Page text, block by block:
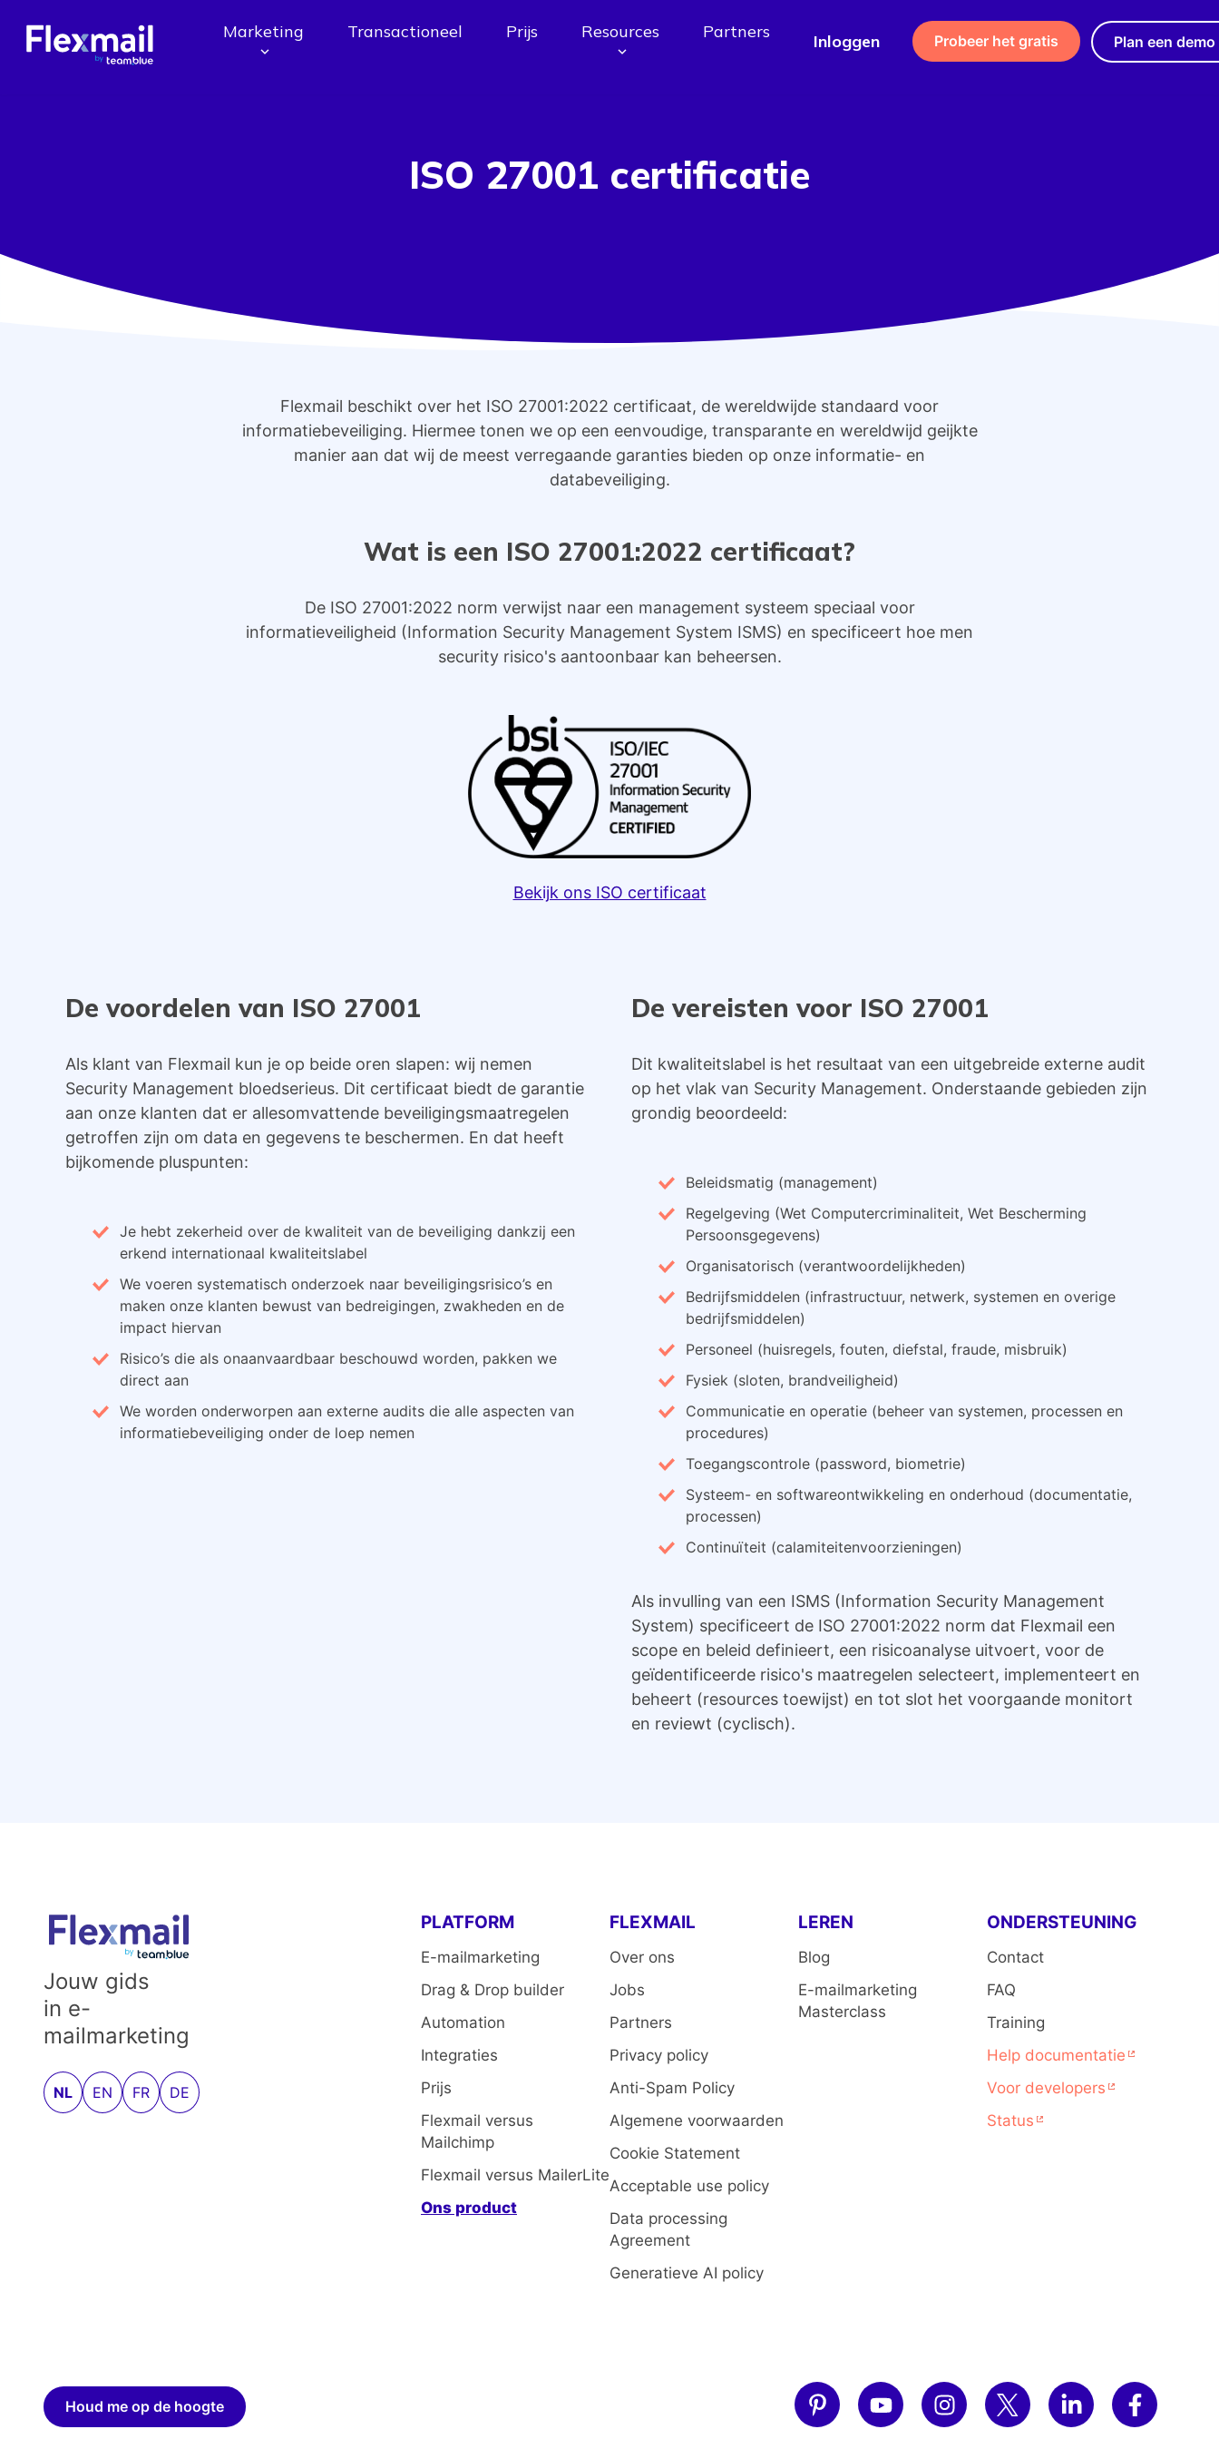
Marketing Transactioneel Prijs Resources Partners Inloggen Probeer het gratis Plan een demo
ISO 27001 certificatie
Flexmail beschikt over het ISO 27001:2022 certificaat, de wereldwijde standaard voor
informatiebeveiliging. Hiermee tonen we op een eenvoudige, transparante en wereldwijd geijkte
manier aan dat wij de meest verregaande garanties bieden op onze informatie- en
databeveiliging.
Wat is een ISO 27001:2022 certificaat?
De ISO 27001:2022 norm verwijst naar een management systeem speciaal voor
informatieveiligheid (Information Security Management System ISMS) en specificeert hoe men
security risico's aantoonbaar kan beheersen.
Bekijk ons ISO certificaat
De voordelen van ISO 27001
Als klant van Flexmail kun je op beide oren slapen: wij nemen
Security Management bloedserieus. Dit certificaat biedt de garantie
aan onze klanten dat er allesomvattende beveiligingsmaatregelen
getroffen zijn om data en gegevens te beschermen. En dat heeft
bijkomende pluspunten:
Je hebt zekerheid over de kwaliteit van de beveiliging dankzij een
erkend internationaal kwaliteitslabel
We voeren systematisch onderzoek naar beveiligingsrisico’s en
maken onze klanten bewust van bedreigingen, zwakheden en de
impact hiervan
Risico’s die als onaanvaardbaar beschouwd worden, pakken we
direct aan
We worden onderworpen aan externe audits die alle aspecten van
informatiebeveiliging onder de loep nemen
De vereisten voor ISO 27001
Dit kwaliteitslabel is het resultaat van een uitgebreide externe audit
op het vlak van Security Management. Onderstaande gebieden zijn
grondig beoordeeld:
Beleidsmatig (management)
Regelgeving (Wet Computercriminaliteit, Wet Bescherming
Persoonsgegevens)
Organisatorisch (verantwoordelijkheden)
Bedrijfsmiddelen (infrastructuur, netwerk, systemen en overige
bedrijfsmiddelen)
Personeel (huisregels, fouten, diefstal, fraude, misbruik)
Fysiek (sloten, brandveiligheid)
Communicatie en operatie (beheer van systemen, processen en
procedures)
Toegangscontrole (password, biometrie)
Systeem- en softwareontwikkeling en onderhoud (documentatie,
processen)
Continuïteit (calamiteitenvoorzieningen)
Als invulling van een ISMS (Information Security Management
System) specificeert de ISO 27001:2022 norm dat Flexmail een
scope en beleid definieert, een risicoanalyse uitvoert, voor de
geïdentificeerde risico's maatregelen selecteert, implementeert en
beheert (resources toewijst) en tot slot het voorgaande monitort
en reviewt (cyclisch).
Jouw gids
in e-
mailmarketing
NL EN FR DE
PLATFORM
E-mailmarketing
Drag & Drop builder
Automation
Integraties
Prijs
Flexmail versus
Mailchimp
Flexmail versus MailerLite
Ons product
FLEXMAIL
Over ons
Jobs
Partners
Privacy policy
Anti-Spam Policy
Algemene voorwaarden
Cookie Statement
Acceptable use policy
Data processing
Agreement
Generatieve AI policy
LEREN
Blog
E-mailmarketing
Masterclass
ONDERSTEUNING
Contact
FAQ
Training
Help documentatie
Voor developers
Status
Houd me op de hoogte